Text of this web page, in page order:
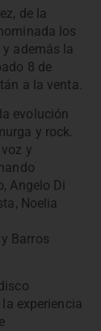
de la
los
además la
8 de
a la venta.
evolución
y rock.
y
Angelo Di
Noelia
Barros
experiencia